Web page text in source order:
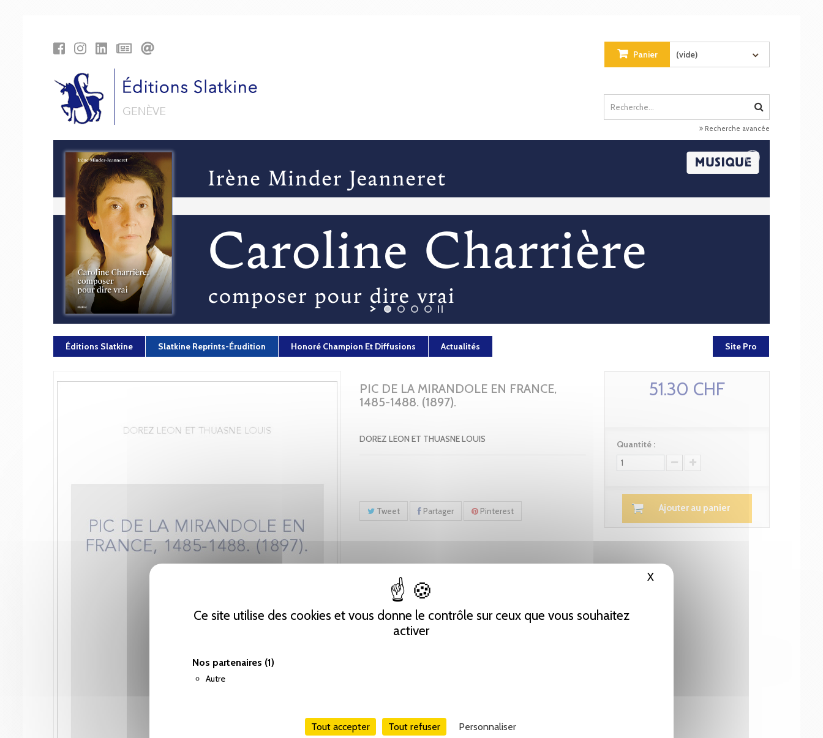
Ce site utilise des cookies et vous donne le contrôle sur ceux que vous souhaitez
activer
Nos partenaires (1)
Autre
Tout accepter Tout refuser Personnaliser
X Masquer le bandeau des cookies
Panier (vide)
Recherche avancée
Éditions Slatkine Slatkine Reprints-Érudition Honoré Champion Et Diffusions Actualités Site Pro
PIC DE LA MIRANDOLE EN FRANCE,
1485-1488. (1897).
DOREZ LEON ET THUASNE LOUIS
Tweet Partager Pinterest
51.30 CHF
Quantité :
Ajouter au panier